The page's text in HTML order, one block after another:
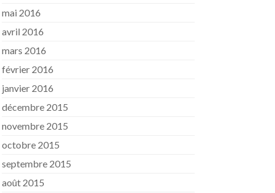
mai 2016
avril 2016
mars 2016
février 2016
janvier 2016
décembre 2015
novembre 2015
octobre 2015
septembre 2015
août 2015